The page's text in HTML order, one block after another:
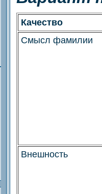
Качество
Смысл фамилии
Внешность